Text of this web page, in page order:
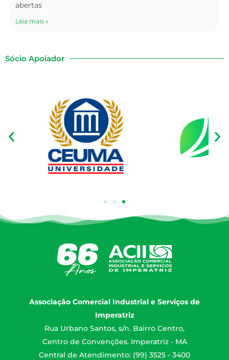
abertas
Leia mais »
Sócio Apoiador
Associação Comercial Industrial e Serviços de
Imperatriz
Rua Urbano Santos, s/n. Bairro Centro,
Centro de Convenções. Imperatriz - MA
Central de Atendimento: (99) 3525 - 3400